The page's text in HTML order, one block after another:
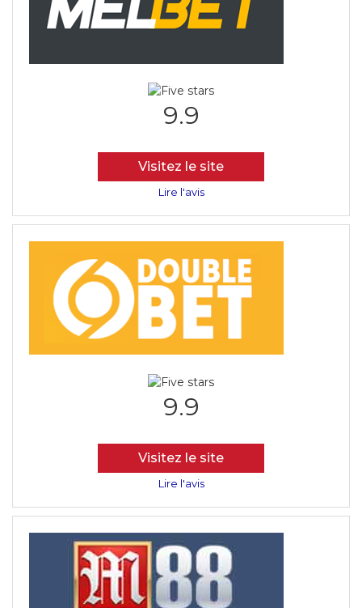
9.9
Visitez le site
Lire l'avis
9.9
Visitez le site
Lire l'avis